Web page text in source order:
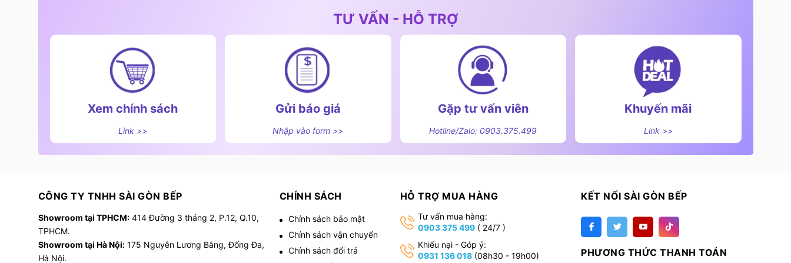
Bảng điều khiển cảm ứng 5 tốc độ
trang bị động cơ Smart Inverter BLDC công suất 90W, giúp thiết bị vận hành êm ái, tiết kiệm điện
năng lên đến 50% và giảm đáng kể độ ồn trong quá trình hoạt động.
Máy có công suất hút mạnh mẽ ±1150m³/h, nhanh chóng loại bỏ khói, hơi dầu và mùi thức ăn phát
sinh khi nấu nướng, mang lại bầu không khí trong lành cho gian bếp.
TƯ VẤN - HỖ TRỢ
Xem chính sách
Link >>
Gửi báo giá
Nhập vào form >>
Gặp tư vấn viên
Hotline/Zalo: 0903.375.499
Khuyến mãi
Link >>
CÔNG TY TNHH SÀI GÒN BẾP
Showroom tại TPHCM:414 Đường 3 tháng 2, P.12, Q.10,
TPHCM.
Showroom tại Hà Nội:175 Nguyễn Lương Bằng, Đống Đa,
Hà Nội.
CHÍNH SÁCH
Chính sách bảo mật
Chính sách vận chuyển
Chính sách đổi trả
HỖ TRỢ MUA HÀNG
Tư vấn mua hàng:
0903 375 499( 24/7 )
Khiếu nại - Góp ý:
0931 136 018(08h30 - 19h00)
KẾT NỐI SÀI GÒN BẾP
PHƯƠNG THỨC THANH TOÁN